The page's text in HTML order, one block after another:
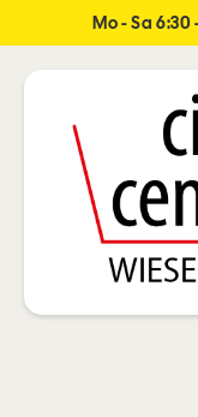
Mo - Sa 6:30